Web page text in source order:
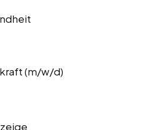
(m/w/d)